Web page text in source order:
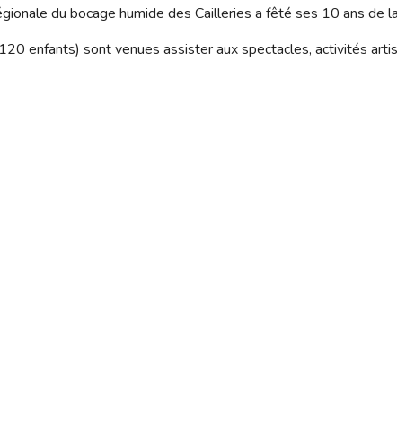
du bocage humide des Cailleries a fêté ses 10 ans de
enfants) sont venues assister aux spectacles, activités